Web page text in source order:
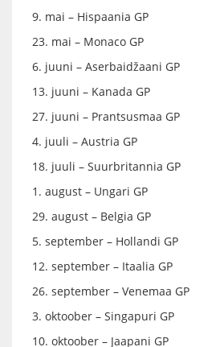
9. mai – Hispaania GP
23. mai – Monaco GP
6. juuni – Aserbaidžaani GP
13. juuni – Kanada GP
27. juuni – Prantsusmaa GP
4. juuli – Austria GP
18. juuli – Suurbritannia GP
1. august – Ungari GP
29. august – Belgia GP
5. september – Hollandi GP
12. september – Itaalia GP
26. september – Venemaa GP
3. oktoober – Singapuri GP
10. oktoober – Jaapani GP